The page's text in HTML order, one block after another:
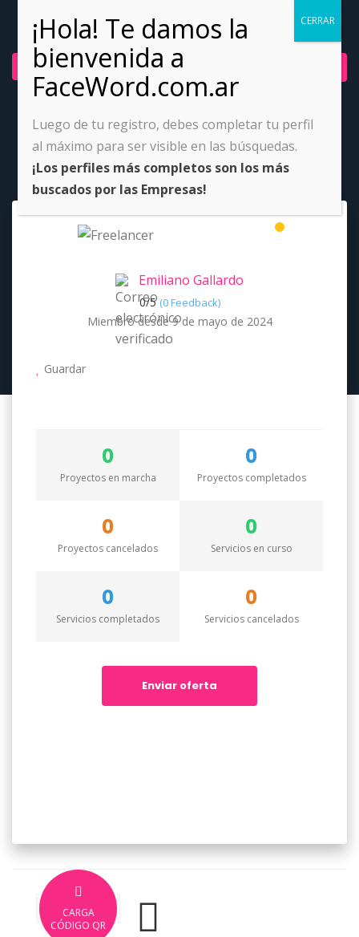
Ingresar
Emiliano Gallardo
0/5 (0 Feedback)
Miembro desde 9 de mayo de 2024
Guardar
0
Proyectos en marcha
0
Proyectos completados
0
Proyectos cancelados
0
Servicios en curso
0
Servicios completados
0
Servicios cancelados
Enviar oferta
CARGA
CÓDIGO QR
Luego de tu registro, debes completar tu perfil
al máximo para ser visible en las búsquedas.
¡Los perfiles más completos son los más
buscados por las Empresas!